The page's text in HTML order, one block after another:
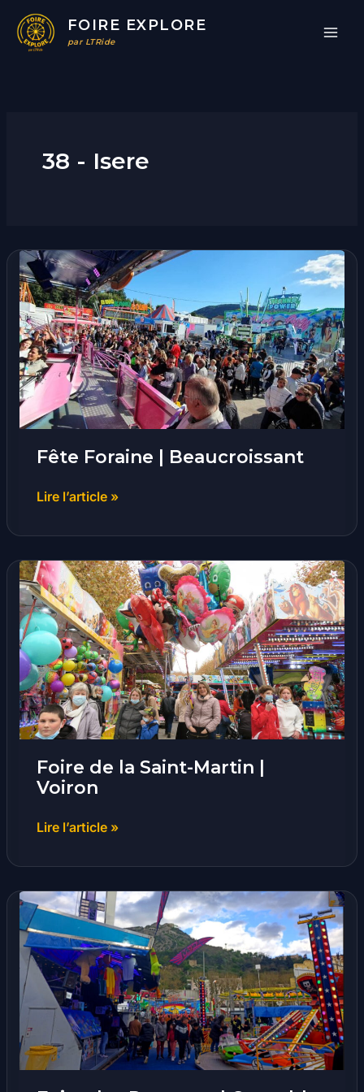
contenu
FOIRE EXPLORE
par LTRide
38 - Isere
Fête Foraine | Beaucroissant
Fête
Foraine
|
Beaucroissant
Lire l’article »
Foire de la Saint-Martin |
Voiron
Foire
de
la
Saint-
Martin
|
Voiron
Lire l’article »
Foire
Rameaux
|
Grenoble